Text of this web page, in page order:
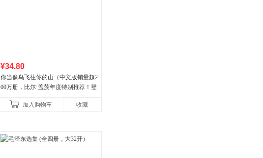
¥34.80
你当像鸟飞往你的山（中文版销量超2
00万册，比尔·盖茨年度特别推荐！登
比你听说的还要
加入购物车 收藏